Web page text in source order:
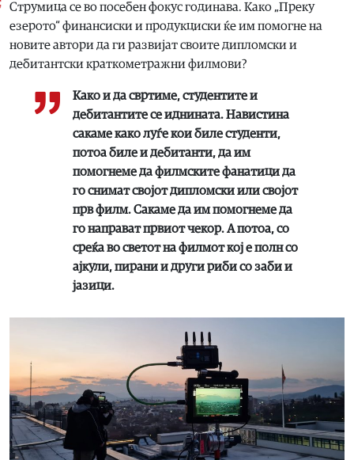
Струмица се во посебен фокус годинава. Како „Преку
езерото“ финансиски и продукциски ќе им помогне на
новите автори да ги развијат своите дипломски и
дебитантски краткометражни филмови?
Како и да свртиме, студентите и
дебитантите се иднината. Навистина
сакаме како луѓе кои биле студенти,
потоа биле и дебитанти, да им
помогнеме да филмските фанатици да
го снимат својот дипломски или својот
прв филм. Сакаме да им помогнеме да
го направат првиот чекор. А потоа, со
среќа во светот на филмот кој е полн со
ајкули, пирани и други риби со заби и
јазици.